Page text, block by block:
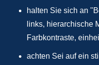
halten Sie sich an
links, hierarchische
Farbkontraste,
achten Sei auf ein